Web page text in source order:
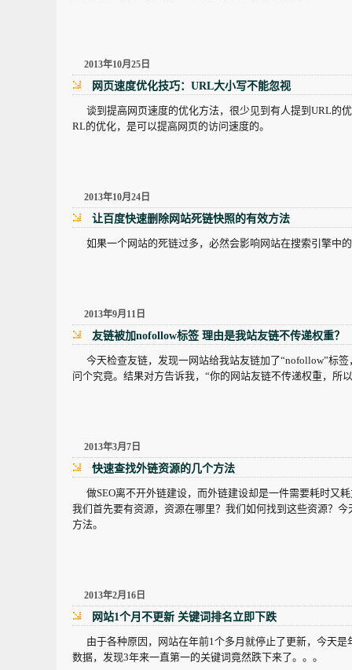
2013年10月25日
网页速度优化技巧：URL大小写不能忽视
谈到提高网页速度的优化方法，很少见到有人提到URL的
RL的优化，是可以提高网页的访问速度的。
2013年10月24日
让百度快速删除网站死链快照的有效方法
如果一个网站的死链过多，必然会影响网站在搜索引擎中
2013年9月11日
友链被加nofollow标签 理由是我站友链不传递权重？
今天检查友链，发现一网站给我站友链加了“nofollow”标
问个究竟。结果对方告诉我，“你的网站友链不传递权重，所
2013年3月7日
快速查找外链资源的几个方法
做SEO离不开外链建设，而外链建设却是一件需要耗时又
我们首先要有资源，资源在哪里？我们如何找到这些资源？
方法。
2013年2月16日
网站1个月不更新 关键词排名立即下跌
由于各种原因，网站在年前1个多月就停止了更新，今天是
数据，发现3年来一直第一的关键词竟然跌下来了。。。